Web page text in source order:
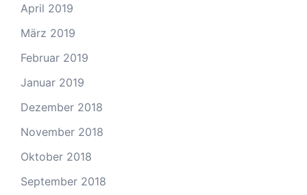
April 2019
März 2019
Februar 2019
Januar 2019
Dezember 2018
November 2018
Oktober 2018
September 2018